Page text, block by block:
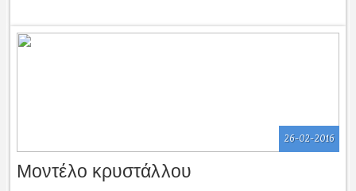
26-02-2016
Μοντέλο κρυστάλλου